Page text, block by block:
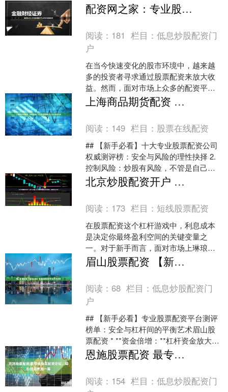
配资网之家：专业股票配资平台评测与选择指南
阅读： 181 栏目：低息炒股配资门
户
在当今快速变化的股市环境中，越来越
多的投资者寻求通过股票配资来放大收
益。然而，面对市场上众多的配资平
台，如何选择一个安全、可靠且适合自
己的平台成为了许多投资者面....
上海商品期货配资 【新手必看】十大专业股票配资公司权威测评榜
阅读： 149 栏目： 股票在线配资
## 【新手必看】十大专业股票配资公司
权威测评榜：安全与风险的理性抉择 2.
控制风险：炒股有风险，不管是自己的
资金还是借款资金，都需要注意风险控
制。设定好止损....
北京炒股配资开户 【新手必看】专业股票配资利息测评榜：低息平台TOP
阅读： 173 栏目： 短线股票配资
在股票配资这个杠杆游戏中，利息成本
是决定你最终盈利空间的关键变量之
一。对于新手而言，面对市场上琳琅满
目的配资平台和复杂的计息方式，如何
选择一家真正“低息”的平台....
眉山股票配资 【新手必看】专业股票配资平台测评榜单
阅读：68 栏目：低息炒股配资门
户
## 【新手必看】专业股票配资平台测评
榜单：安全与杠杆间的平衡艺术眉山股
票配资 * **资金倍增：**杠杆资金放大投
资收益，让投资者以小博大。 在股市波
动中寻找....
恩施股票配资 最专业股票配资论坛，助你投资更胜一筹
阅读： 154 栏目：低息炒股配资门